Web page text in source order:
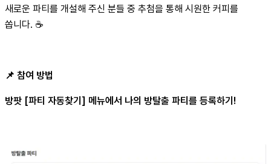
새로운 파티를 개설해 주신 분들 중 추첨을 통해 시원한 커피를
쏩니다. ☕️
📌 참여 방법
방팟 [파티 자동찾기] 메뉴에서 나의 방탈출 파티를 등록하기!